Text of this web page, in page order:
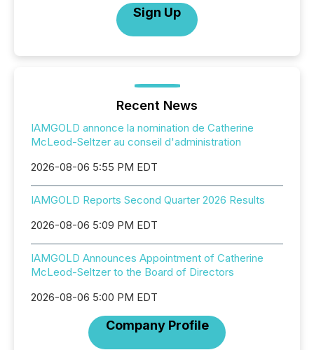
Sign Up
Recent News
IAMGOLD annonce la nomination de Catherine
McLeod-Seltzer au conseil d'administration
2026-08-06 5:55 PM EDT
IAMGOLD Reports Second Quarter 2026 Results
2026-08-06 5:09 PM EDT
IAMGOLD Announces Appointment of Catherine
McLeod-Seltzer to the Board of Directors
2026-08-06 5:00 PM EDT
Company Profile